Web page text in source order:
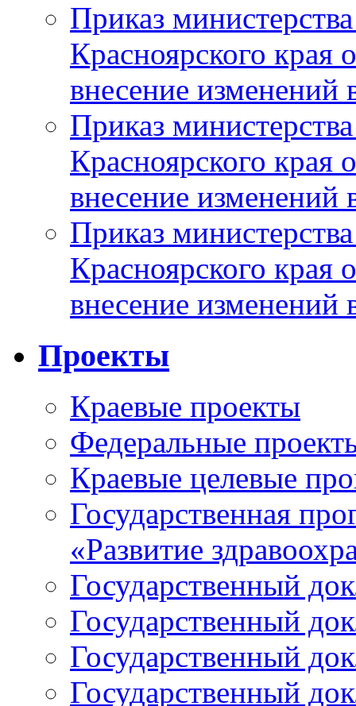
Приказ
Красноярского
внесение изменений
Приказ
Красноярского
внесение изменений
Приказ
Красноярского
внесение изменений
Проекты
Краевые проекты
Федеральные
Краевые целевые
Государственная
«Развитие
Государственный
Государственный
Государственный
Государственный